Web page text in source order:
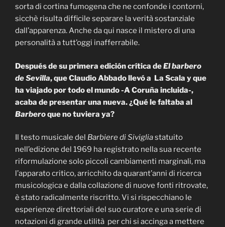
sorta di cortina fumogena che ne confonde i contorni,
sicchè risulta difficile separare la verità sostanziale
dall’apparenza. Anche da qui nasce il mistero di una
personalità a tutt’oggi inafferrabile.
Después de su primera edición crítica deEl barbero
de Sevilla, que Claudio Abbado llevó a La Scala y que
ha viajado por todo el mundo -A Coruña incluida-,
acaba de presentar una nueva. ¿Qué le faltaba al
Barberoque no tuviera ya?
Il testo musicale del Barbiere di Sivigliastatuito
nell’edizione del 1969 ha registrato nella sua recente
riformulazione solo piccoli cambiamenti marginali, ma
l’apparato critico, arricchito da quarant’anni di ricerca
musicologica e dalla collazione di nuove fonti ritrovate,
è stato radicalmente riscritto. Vi si rispecchiano le
esperienze direttoriali del suo curatore e una serie di
notazioni di grande utilità per chi si accinga a mettere